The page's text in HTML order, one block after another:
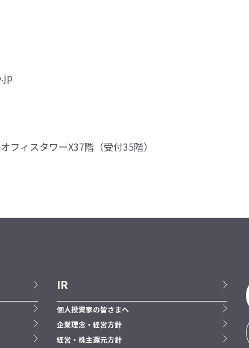
ィスタワーX37階（受付35階）
IR
個人投資家の皆さまへ
企業理念・経営方針
経営・株主還元方針